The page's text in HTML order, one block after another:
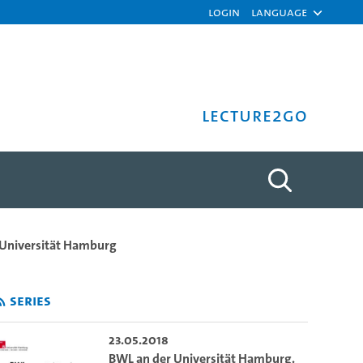
Login Language
Lecture2Go
Prinzipien der
Hamburg
Series
23.05.2018
BWL an der Universität Hamburg.